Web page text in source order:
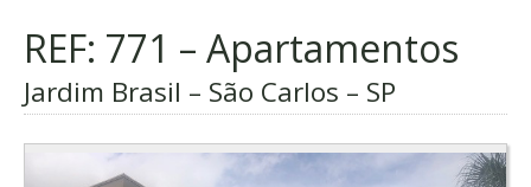
REF: 771 – Apartamentos
Jardim Brasil – São Carlos – SP